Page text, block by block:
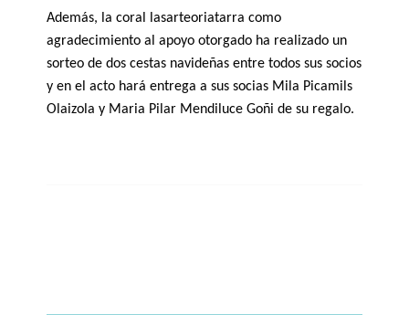
Además, la coral lasarteoriatarra como
agradecimiento al apoyo otorgado ha realizado un
sorteo de dos cestas navideñas entre todos sus socios
y en el acto hará entrega a sus socias Mila Picamils
Olaizola y Maria Pilar Mendiluce Goñide su regalo.